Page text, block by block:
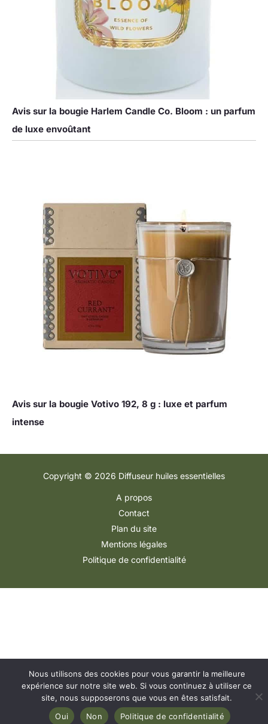
Avis sur la bougie Harlem Candle Co. Bloom : un parfum
de luxe envoûtant
Avis sur la bougie Votivo 192, 8 g : luxe et parfum
intense
Copyright © 2026 Diffuseur huiles essentielles
A propos
Contact
Plan du site
Mentions légales
Politique de confidentialité
Nous utilisons des cookies pour vous garantir la meilleure
expérience sur notre site web. Si vous continuez à utiliser ce
site, nous supposerons que vous en êtes satisfait.
Oui
Non Politique de confidentialité